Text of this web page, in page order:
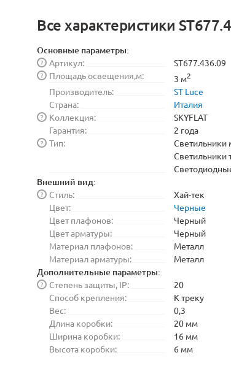
Все характеристики
Основные параметры:
Артикул:
?
ST677.436.09
Площадь освещения,м:
? 3 м2
Производитель:
ST Luce
Страна:
Италия
Коллекция:
?
SKYFLAT
Гарантия:
2 года
Тип:
?
Светильники
Светильники
Внешний вид:
Стиль:
?
Хай-тек
Цвет:
Черные
Цвет плафонов:
Черный
Цвет арматуры:
Черный
Материал плафонов:
Металл
Материал арматуры:
Металл
Дополнительные параметры:
Степень защиты, IP:
?
20
Способ крепления:
К треку
Вес:
0,3
Длина коробки:
20 мм
Ширина коробки:
16 мм
Высота коробки:
6 мм